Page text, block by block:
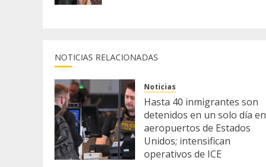
NOTICIAS RELACIONADAS
Noticias
Hasta 40 inmigrantes son
detenidos en un solo día en
aeropuertos de Estados
Unidos; intensifican
operativos de ICE